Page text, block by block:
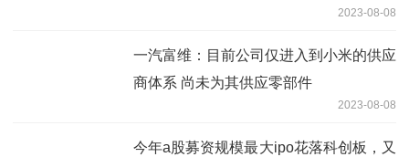
2023-08-08
一汽富维：目前公司仅进入到小米的供应
商体系 尚未为其供应零部件
2023-08-08
今年a股募资规模最大ipo花落科创板，又